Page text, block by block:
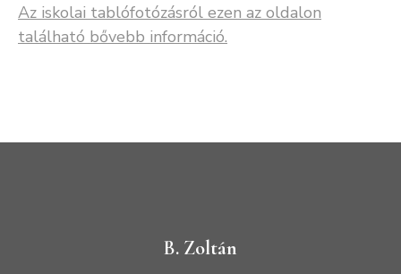
Az iskolai tablófotózásról ezen az oldalon
található bővebb információ.
B. Zoltán